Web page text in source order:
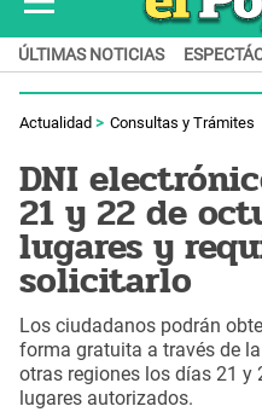
ÚLTIMAS NOTICIAS
Actualidad Consultas y Trámites
DNI
21 y 22 de
lugares y
solicitarlo
Los ciudadanos podrán
forma gratuita a través de
otras regiones los días 21 y
lugares autorizados.